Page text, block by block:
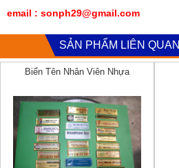
email : sonph29@gmail.com
SẢN PHẨM LIÊN QUAN
Biển Tên Nhân Viên Nhựa